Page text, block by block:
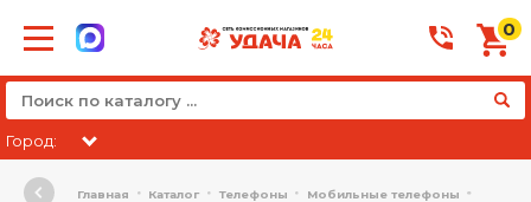
0
Город:
Главная Каталог Телефоны
Мобильные телефоны